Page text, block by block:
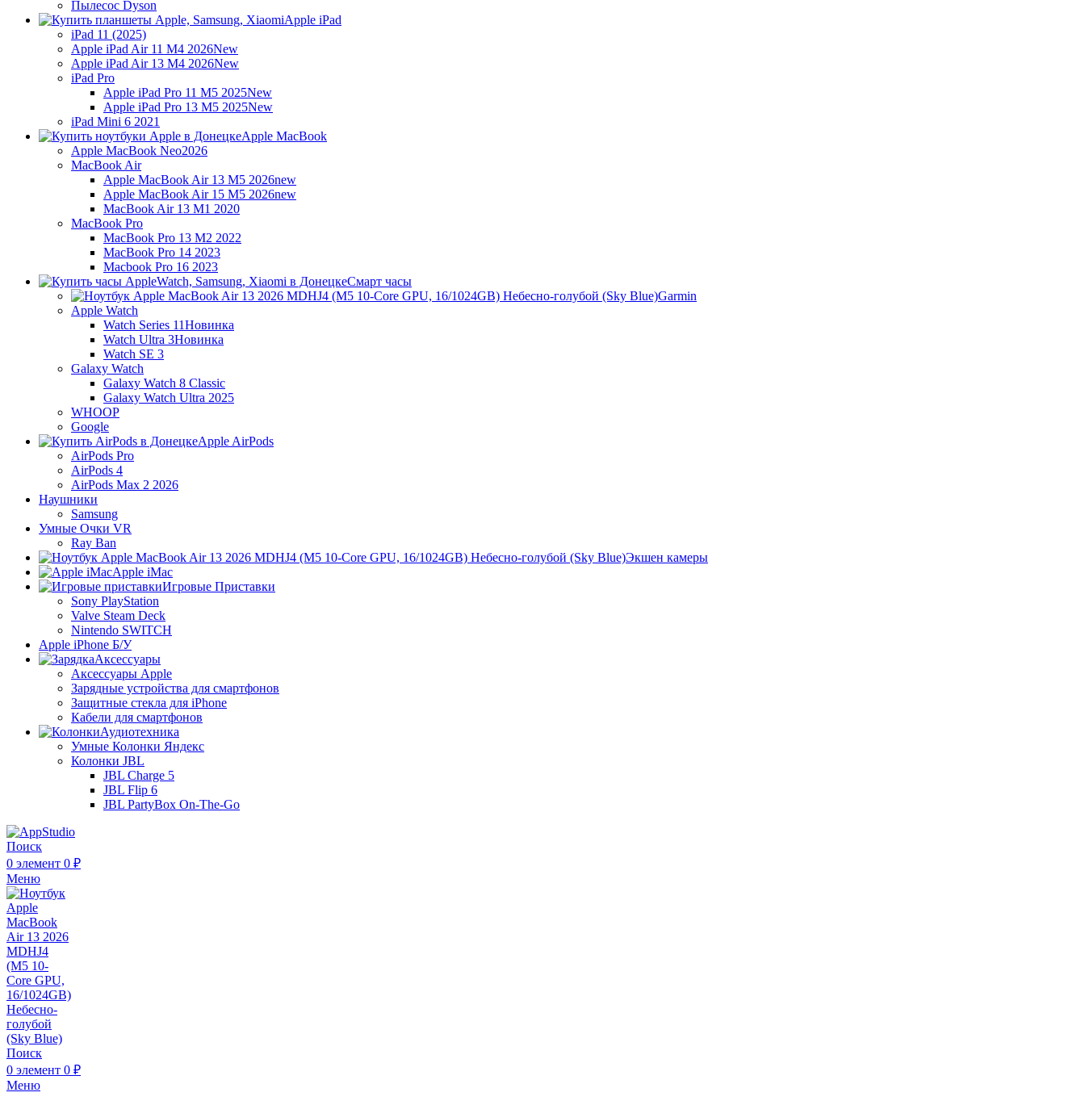
Пылесос Dyson
Apple iPad
iPad 11 (2025)
Apple iPad Air 11 M4 2026New
Apple iPad Air 13 M4 2026New
iPad Pro
Apple iPad Pro 11 M5 2025New
Apple iPad Pro 13 M5 2025New
iPad Mini 6 2021
Apple MacBook
Apple MacBook Neo2026
MacBook Air
Apple MacBook Air 13 M5 2026new
Apple MacBook Air 15 M5 2026new
MacBook Air 13 M1 2020
MacBook Pro
MacBook Pro 13 M2 2022
MacBook Pro 14 2023
Macbook Pro 16 2023
Смарт часы
Garmin
Apple Watch
Watch Series 11Новинка
Watch Ultra 3Новинка
Watch SE 3
Galaxy Watch
Galaxy Watch 8 Classic
Galaxy Watch Ultra 2025
WHOOP
Google
Apple AirPods
AirPods Pro
AirPods 4
AirPods Max 2 2026
Наушники
Samsung
Умные Очки VR
Ray Ban
Экшен камеры
Apple iMac
Игровые Приставки
Sony PlayStation
Valve Steam Deck
Nintendo SWITCH
Apple iPhone Б/У
Аксессуары
Аксессуары Apple
Зарядные устройства для смартфонов
Защитные стекла для iPhone
Кабели для смартфонов
Аудиотехника
Умные Колонки Яндекс
Колонки JBL
JBL Charge 5
JBL Flip 6
JBL PartyBox On-The-Go
Поиск
0 элемент 0 ₽
Меню
Поиск
0 элемент 0 ₽
Меню